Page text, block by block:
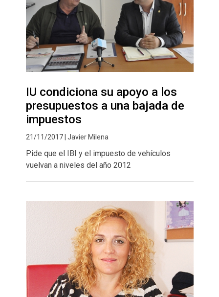
IU condiciona su apoyo a los
presupuestos a una bajada de
impuestos
21/11/2017 | Javier Milena
Pide que el IBI y el impuesto de vehículos
vuelvan a niveles del año 2012